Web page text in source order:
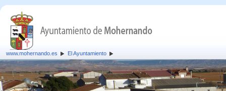
www.mohernando.es El Ayuntamiento